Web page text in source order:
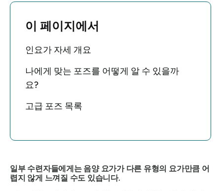
이 페이지에서
인요가 자세 개요
나에게 맞는 포즈를 어떻게 알 수 있을까
요?
고급 포즈 목록
일부 수련자들에게는 음양 요가가 다른 유형의 요가만큼 어
렵지 않게 느껴질 수도 있습니다.